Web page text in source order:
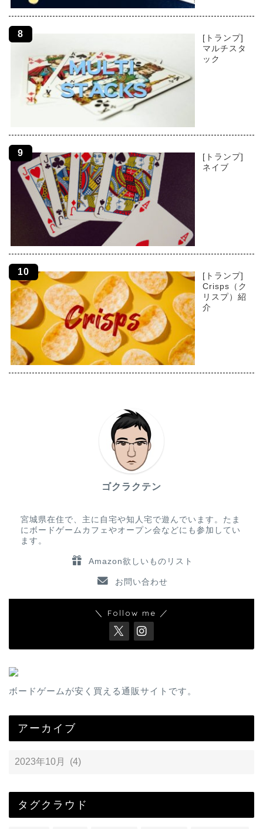
[トランプ]
マルチスタ
ック
[トランプ]
ネイブ
[トランプ]
Crisps（ク
リスプ）紹
介
ゴクラクテン
宮城県在住で、主に自宅や知人宅で遊んでいます。たま
にボードゲームカフェやオープン会などにも参加してい
ます。
Amazon欲しいものリスト
お問い合わせ
＼ Follow me ／
ボードゲームが安く買える通販サイトです。
アーカイブ
タグクラウド